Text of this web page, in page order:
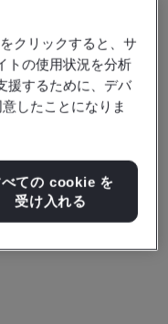
クリックすると、サ
トの使用状況を分析
援するために、デバ
したことになりま
ての cookie を
受け入れる